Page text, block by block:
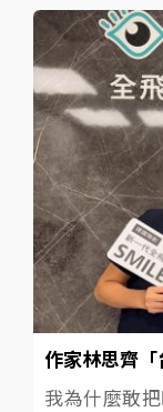
作家林思齊「
我為什麼敢